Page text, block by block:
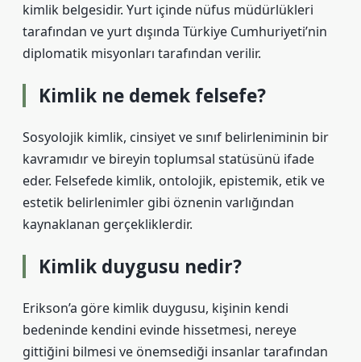
kimlik belgesidir. Yurt içinde nüfus müdürlükleri
tarafından ve yurt dışında Türkiye Cumhuriyeti’nin
diplomatik misyonları tarafından verilir.
Kimlik ne demek felsefe?
Sosyolojik kimlik, cinsiyet ve sınıf belirleniminin bir
kavramıdır ve bireyin toplumsal statüsünü ifade
eder. Felsefede kimlik, ontolojik, epistemik, etik ve
estetik belirlenimler gibi öznenin varlığından
kaynaklanan gerçekliklerdir.
Kimlik duygusu nedir?
Erikson’a göre kimlik duygusu, kişinin kendi
bedeninde kendini evinde hissetmesi, nereye
gittiğini bilmesi ve önemsediği insanlar tarafından